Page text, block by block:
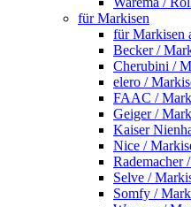
für Markisen
für Markisen
Becker /
Cherubini /
elero /
FAAC /
Geiger /
Kaiser
Nice /
Rademacher
Selve /
Somfy /